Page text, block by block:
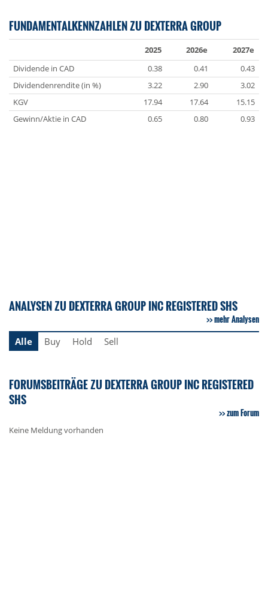
FUNDAMENTALKENNZAHLEN ZU DEXTERRA GROUP
2025 2026e
2027e
Dividende in CAD
0.38 0.41
0.43
Dividendenrendite (in %)
3.22 2.90
3.02
KGV
17.94 17.64
15.15
Gewinn/Aktie in CAD
0.65 0.80 0.93
ANALYSEN ZU DEXTERRA GROUP INC REGISTERED SHS
mehr Analysen
Alle
Buy Hold Sell
FORUMSBEITRÄGE ZU DEXTERRA GROUP INC REGISTERED
SHS
zum Forum
Keine Meldung vorhanden